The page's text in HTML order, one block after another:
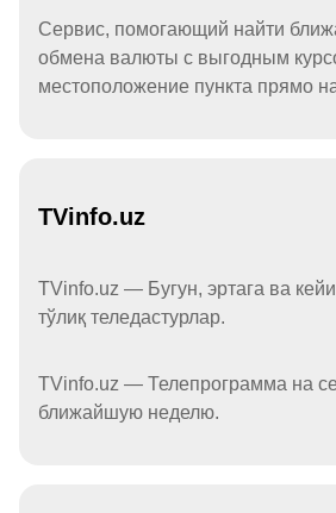
Сервис, помогающий найти
обмена валюты с выгодным
местоположение пункта прямо
TVinfo.uz
TVinfo.uz — Бугун, эртага ва
тўлиқ теледастурлар.
TVinfo.uz — Телепрограмма на
ближайшую неделю.